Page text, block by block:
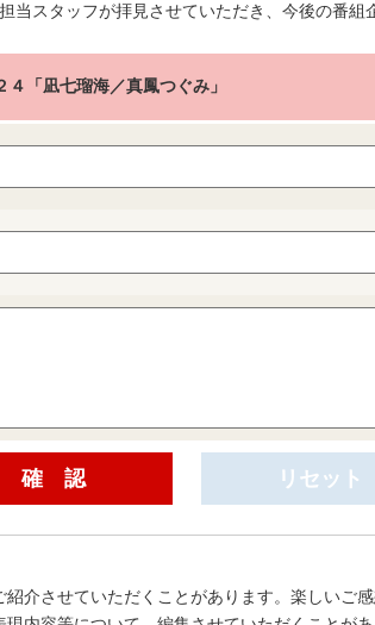
当スタッフが拝見させていただき、今後の番組
「凪七瑠海／真鳳つぐみ」
介させていただくことがあります。楽しいご